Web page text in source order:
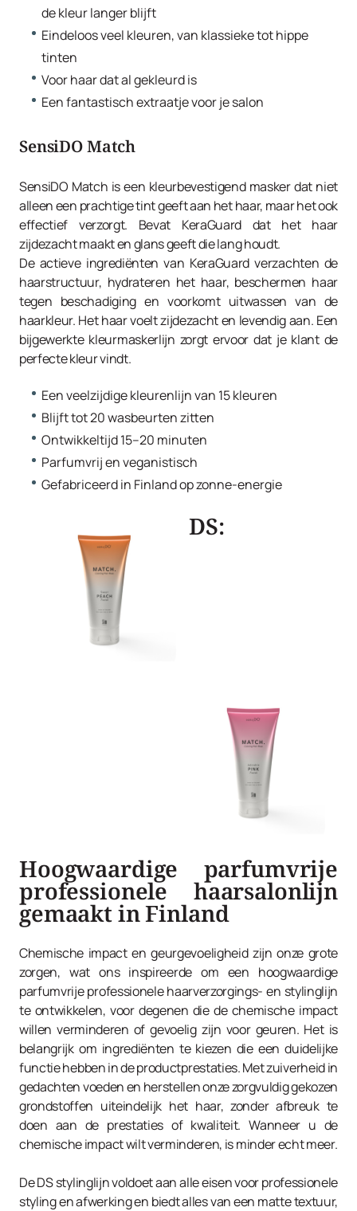
de kleur langer blijft
Eindeloos veel kleuren, van klassieke tot hippe
tinten
Voor haar dat al gekleurd is
Een fantastisch extraatje voor je salon
SensiDO Match
SensiDO Match is een kleurbevestigend masker dat niet
alleen een prachtige tint geeft aan het haar, maar het ook
effectief verzorgt. Bevat KeraGuard dat het haar
zijdezacht maakt en glans geeft die lang houdt.
De actieve ingrediënten van KeraGuard verzachten de
haarstructuur, hydrateren het haar, beschermen haar
tegen beschadiging en voorkomt uitwassen van de
haarkleur. Het haar voelt zijdezacht en levendig aan. Een
bijgewerkte kleurmaskerlijn zorgt ervoor dat je klant de
perfecte kleur vindt.
Een veelzijdige kleurenlijn van 15 kleuren
Blijft tot 20 wasbeurten zitten
Ontwikkeltijd 15–20 minuten
Parfumvrij en veganistisch
Gefabriceerd in Finland op zonne-energie
DS:
Hoogwaardige parfumvrije
professionele haarsalonlijn
gemaakt in Finland
Chemische impact en geurgevoeligheid zijn onze grote
zorgen, wat ons inspireerde om een ​​hoogwaardige
parfumvrije professionele haarverzorgings- en stylinglijn
te ontwikkelen, voor degenen die de chemische impact
willen verminderen of gevoelig zijn voor geuren. Het is
belangrijk om ingrediënten te kiezen die een duidelijke
functie hebben in de productprestaties. Met zuiverheid in
gedachten voeden en herstellen onze zorgvuldig gekozen
grondstoffen uiteindelijk het haar, zonder afbreuk te
doen aan de prestaties of kwaliteit. Wanneer u de
chemische impact wilt verminderen, is minder echt meer.
De DS stylinglijn voldoet aan alle eisen voor professionele
styling en afwerking en biedt alles van een matte textuur,